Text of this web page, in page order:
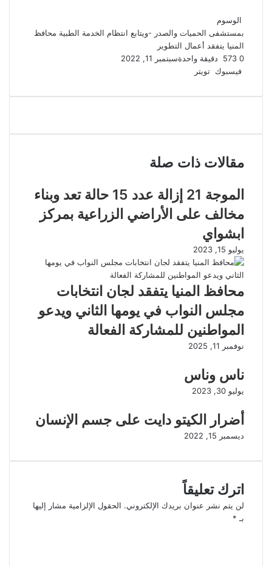
الوسوم
بمستشفى الحميات والصدر -ويتابع انتظام الخدمة الطبية محافظ
المنيا يتفقد أعمال التطوير
سبتمبر 11, 2022
0
دقيقة واحدة
فيسبوك تويتر
البريد
مقالات ذات صلة
الموجة 21 إزالة عدد 15 حالة تعد وبناء
مخالف على الأراضي الزراعية بمركز
ابشواي
يوليو 15, 2023
محافظ المنيا يتفقد لجان انتخابات
مجلس النواب في يومها الثاني ويدعو
المواطنين للمشاركة الفعالة
نوفمبر 11, 2025
ناس وناس
يوليو 30, 2023
أضرار الكيتو دايت على جسم الإنسان
ديسمبر 15, 2022
اترك تعليقاً
لن يتم نشر عنوان بريدك الإلكتروني. الحقول الإلزامية مشار إليها
بـ *